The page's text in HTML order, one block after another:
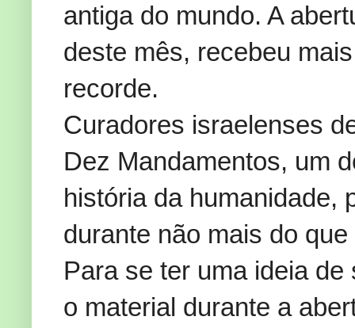
antiga do mundo. A
deste mês, recebeu
recorde.
Curadores israelenses
Dez Mandamentos, um
história da humanidade,
durante não mais do
Para se ter uma ideia
o material durante a